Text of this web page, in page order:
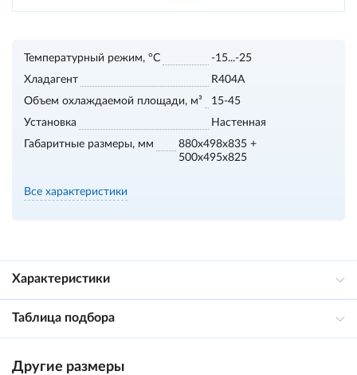
Температурный режим, °С
-15...-25
Хладагент
R404A
Объем охлаждаемой площади, м³
15-45
Установка
Настенная
Габаритные размеры, мм
880x498x835 +
500x495x825
Все характеристики
Характеристики
Таблица подбора
Другие размеры